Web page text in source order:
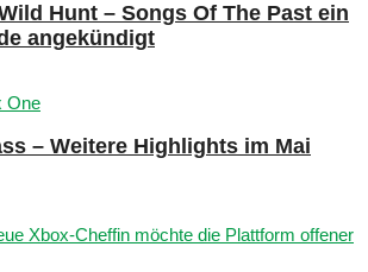
Hunt – Songs Of The Past ein
angekündigt
– Weitere Highlights im Mai